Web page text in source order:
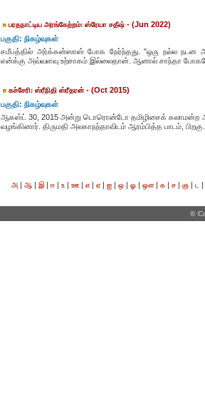
பரதநாட்டிய அரங்கேற்றம்: ஸ்ரேயா சதீஷ் - (Jun 2022)
பகுதி: நிகழ்வுகள்
சமீபத்தில் அர்க்கன்ஸாஸ் போக நேர்ந்தது. "ஒரு நல்ல நடன
என்க்கு அவ்வளவு உற்சாகம் இல்லைதான். ஆனால் சாந்தா
கச்சேரி: ஸ்ரீநிதி ஸ்ரீதரன் - (Oct 2015)
பகுதி: நிகழ்வுகள்
ஆகஸ்ட் 30, 2015 அன்று டொரொன்டோ தமிழிசைக் கலாமன்ற
வழங்கினார். திருமதி அலகாநந்தாவிடம் ஆரம்பித்த பாடம்,
அ | ஆ | இ| ஈ | உ | ஊ | எ | ஏ | ஐ | ஒ | ஓ | ஔ| க | ச | ஞ | ட |
©